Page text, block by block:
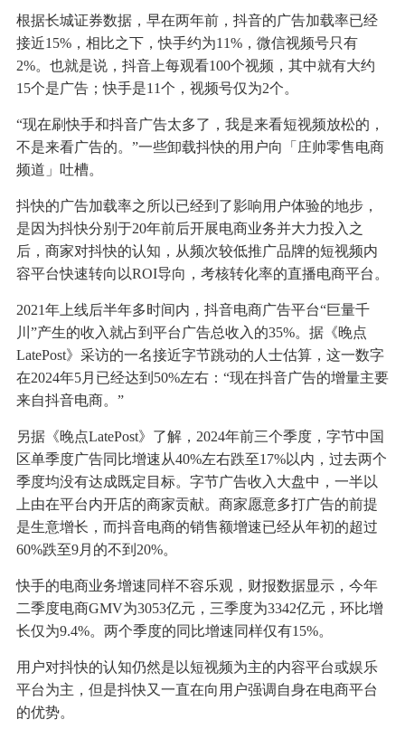
根据长城证券数据，早在两年前，抖音的广告加载率已经
接近15%，相比之下，快手约为11%，微信视频号只有
2%。也就是说，抖音上每观看100个视频，其中就有大约
15个是广告；快手是11个，视频号仅为2个。
“现在刷快手和抖音广告太多了，我是来看短视频放松的，
不是来看广告的。”一些卸载抖快的用户向「庄帅零售电商
频道」吐槽。
抖快的广告加载率之所以已经到了影响用户体验的地步，
是因为抖快分别于20年前后开展电商业务并大力投入之
后，商家对抖快的认知，从频次较低推广品牌的短视频内
容平台快速转向以ROI导向，考核转化率的直播电商平台。
2021年上线后半年多时间内，抖音电商广告平台“巨量千
川”产生的收入就占到平台广告总收入的35%。据《晚点
LatePost》采访的一名接近字节跳动的人士估算，这一数字
在2024年5月已经达到50%左右：“现在抖音广告的增量主要
来自抖音电商。”
另据《晚点LatePost》了解，2024年前三个季度，字节中国
区单季度广告同比增速从40%左右跌至17%以内，过去两个
季度均没有达成既定目标。字节广告收入大盘中，一半以
上由在平台内开店的商家贡献。商家愿意多打广告的前提
是生意增长，而抖音电商的销售额增速已经从年初的超过
60%跌至9月的不到20%。
快手的电商业务增速同样不容乐观，财报数据显示，今年
二季度电商GMV为3053亿元，三季度为3342亿元，环比增
长仅为9.4%。两个季度的同比增速同样仅有15%。
用户对抖快的认知仍然是以短视频为主的内容平台或娱乐
平台为主，但是抖快又一直在向用户强调自身在电商平台
的优势。